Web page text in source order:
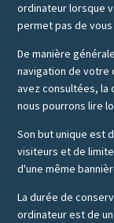
ordinateur lorsque
permet pas de
De manière
navigation de votre
avez consultées, la
nous pourrons lire
Son but unique est
visiteurs et de
d'une même
La durée de
ordinateur est de un